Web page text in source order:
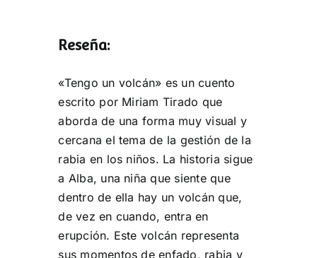
Reseña:
«Tengo un volcán» es un cuento
escrito por Miriam Tirado que
aborda de una forma muy visual y
cercana el tema de la gestión de la
rabia en los niños. La historia sigue
a Alba, una niña que siente que
dentro de ella hay un volcán que,
de vez en cuando, entra en
erupción. Este volcán representa
sus momentos de enfado, rabia y